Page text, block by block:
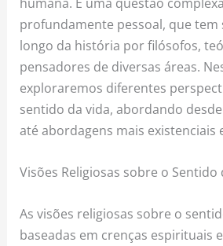
profundamente pessoal, que tem
longo da história por filósofos,
pensadores de diversas áreas.
exploraremos diferentes
sentido da vida, abordando
até abordagens mais existenciais
Visões Religiosas sobre o Sentido
As visões religiosas sobre o
baseadas em crenças espirituais